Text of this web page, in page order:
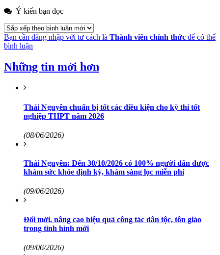
Ý kiến bạn đọc
Bạn cần đăng nhập với tư cách là Thành viên chính thức để có thể
bình luận
Những tin mới hơn
Thái Nguyên chuẩn bị tốt các điều kiện cho kỳ thi tốt
nghiệp THPT năm 2026
(08/06/2026)
Thái Nguyên: Đến 30/10/2026 có 100% người dân được
khám sức khỏe định kỳ, khám sàng lọc miễn phí
(09/06/2026)
Đổi mới, nâng cao hiệu quả công tác dân tộc, tôn giáo
trong tình hình mới
(09/06/2026)